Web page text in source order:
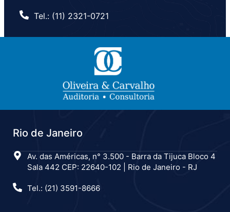
Tel.: (11) 2321-0721
Rio de Janeiro
Av. das Américas, n° 3.500 - Barra da Tijuca Bloco 4
Sala 442 CEP: 22640-102 | Rio de Janeiro - RJ
Tel.: (21) 3591-8666